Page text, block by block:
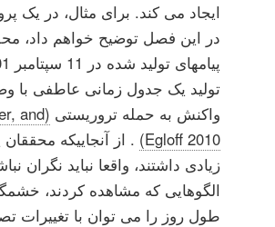
ایجاد می کند. برای مثال، در یک
در این فصل توضیح خواهم داد،
تولید یک جدول زمانی عاطفی با
واکنش به حمله تروریستی and
Egloff 2010) . از آنجاییکه محققان
زیادی داشتند، واقعا نباید نگران
الگوهایی که مشاهده کردند،
طول روز را می توان با تغییرات